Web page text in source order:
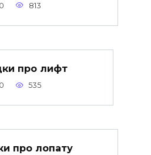
0 813
про лифт
0 535
про лопату